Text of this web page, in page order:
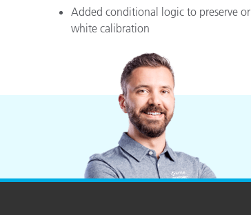
Added conditional logic to preserve
white calibration